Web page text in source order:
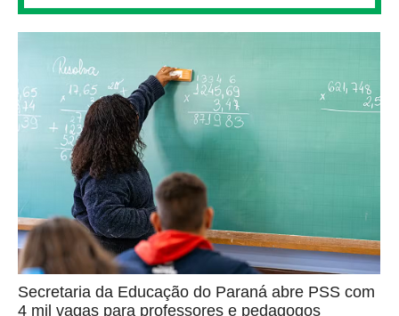
Secretaria da Educação do Paraná abre PSS com
4 mil vagas para professores e pedagogos